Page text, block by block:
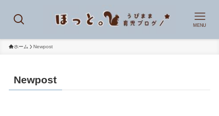
MENU
ホーム Newpost
Newpost